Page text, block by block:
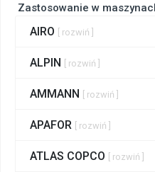
Zastosowanie w
AIRO [ rozwiń ]
ALPIN [ rozwiń ]
AMMANN [ rozwiń ]
APAFOR [ rozwiń ]
ATLAS COPCO [ rozwiń ]